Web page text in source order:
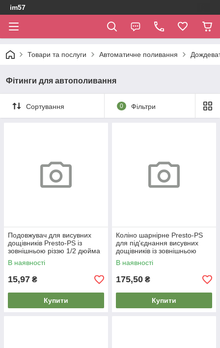
im57
Товари та послуги Автоматичне поливання
Фітинги для автополивання
Сортування 0 Фільтри
Подовжувач для висувних
дощівників Presto-PS із
зовнішньою різзю 1/2 дюйма
(7714)
В наявності
15,97 ₴
Купити
Коліно шарнірне Presto-PS
для під'єднання висувних
дощівників із зовнішньою
різзю 1/2 - 3/4 дюйма (7506)
В наявності
175,50 ₴
Купити